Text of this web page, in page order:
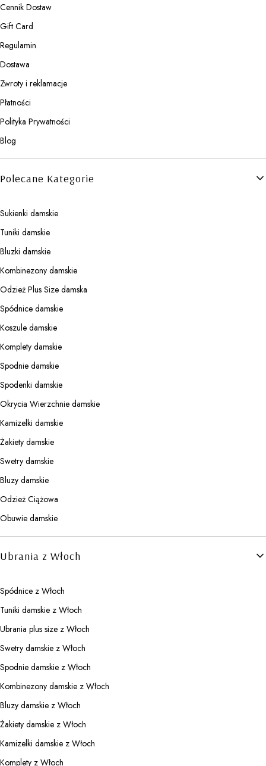
Cennik Dostaw
Gift Card
Regulamin
Dostawa
Zwroty i reklamacje
Płatności
Polityka Prywatności
Blog
Polecane Kategorie
Sukienki damskie
Tuniki damskie
Bluzki damskie
Kombinezony damskie
Odzież Plus Size damska
Spódnice damskie
Koszule damskie
Komplety damskie
Spodnie damskie
Spodenki damskie
Okrycia Wierzchnie damskie
Kamizelki damskie
Żakiety damskie
Swetry damskie
Bluzy damskie
Odzież Ciążowa
Obuwie damskie
Ubrania z Włoch
Spódnice z Włoch
Tuniki damskie z Włoch
Ubrania plus size z Włoch
Swetry damskie z Włoch
Spodnie damskie z Włoch
Kombinezony damskie z Włoch
Bluzy damskie z Włoch
Żakiety damskie z Włoch
Kamizelki damskie z Włoch
Komplety z Włoch